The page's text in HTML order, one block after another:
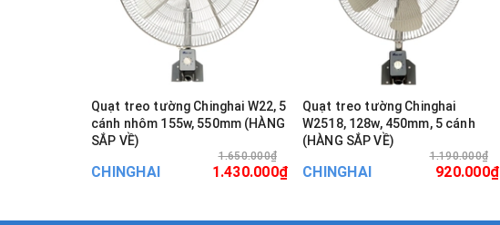
Quạt treo tường Chinghai W22, 5
cánh nhôm 155w, 550mm (HÀNG
SẮP VỀ)
CHINGHAI
1.650.000₫
1.430.000₫
Quạt treo tường Chinghai
W2518, 128w, 450mm, 5 cánh
(HÀNG SẮP VỀ)
CHINGHAI
1.190.000₫
920.000₫